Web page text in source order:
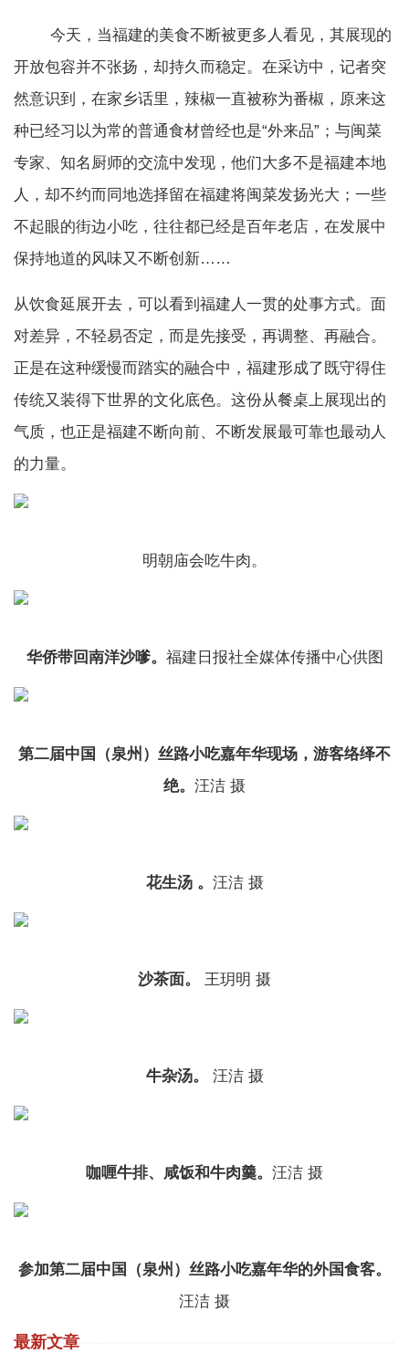
今天，当福建的美食不断被更多人看见，其展现的
开放包容并不张扬，却持久而稳定。在采访中，记者突
然意识到，在家乡话里，辣椒一直被称为番椒，原来这
种已经习以为常的普通食材曾经也是“外来品”；与闽菜
专家、知名厨师的交流中发现，他们大多不是福建本地
人，却不约而同地选择留在福建将闽菜发扬光大；一些
不起眼的街边小吃，往往都已经是百年老店，在发展中
保持地道的风味又不断创新……
从饮食延展开去，可以看到福建人一贯的处事方式。面
对差异，不轻易否定，而是先接受，再调整、再融合。
正是在这种缓慢而踏实的融合中，福建形成了既守得住
传统又装得下世界的文化底色。这份从餐桌上展现出的
气质，也正是福建不断向前、不断发展最可靠也最动人
的力量。
明朝庙会吃牛肉。
华侨带回南洋沙嗲。 福建日报社全媒体传播中心供图
第二届中国（泉州）丝路小吃嘉年华现场，游客络绎不
绝。 汪洁 摄
花生汤 。 汪洁 摄
沙茶面。 王玥明 摄
牛杂汤。 汪洁 摄
咖喱牛排、咸饭和牛肉羹。 汪洁 摄
参加第二届中国（泉州）丝路小吃嘉年华的外国食客。
汪洁 摄
最新文章